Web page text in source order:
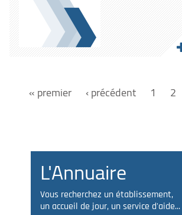
« premier ‹ précédent 1 2
L'Annuaire
Vous recherchez un établissement,
un accueil de jour, un service d'aide...